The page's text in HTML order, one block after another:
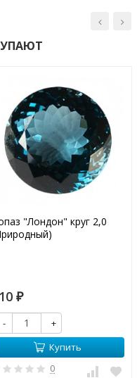
"Лондон" круг 2,0
₽
-
+
Купить
0